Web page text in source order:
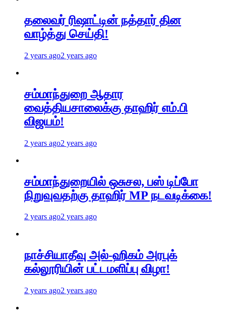
தலைவர் ரிஷாட்டின் நத்தார் தின
வாழ்த்து செய்தி!
2 years ago2 years ago
சம்மாந்துறை ஆதார
வைத்தியசாலைக்கு தாஹிர் எம்.பி
விஜயம்!
2 years ago2 years ago
சம்மாந்துறையில் ஒசுசல, பஸ் டிப்போ
நிறுவுவதற்கு தாஹிர் MP நடவடிக்கை!
2 years ago2 years ago
நாச்சியாதீவு அல்-ஹிகம் அரபுக்
கல்லூரியின் பட்டமளிப்பு விழா!
2 years ago2 years ago